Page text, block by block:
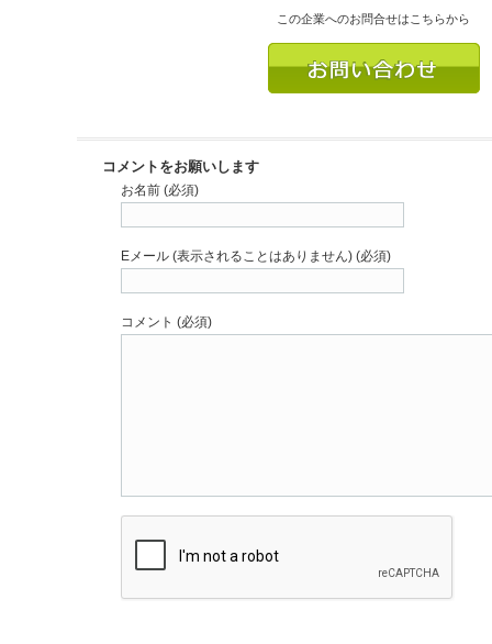
この企業へのお問合せはこちらから
コメントをお願いします
お名前 (必須)
Eメール (表示されることはありません) (必須)
コメント (必須)